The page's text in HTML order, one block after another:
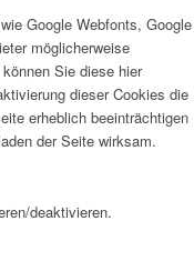
Google Webfonts, Google
möglicherweise
Sie diese hier
dieser Cookies die
erheblich beeinträchtigen
der Seite wirksam.
deaktivieren.